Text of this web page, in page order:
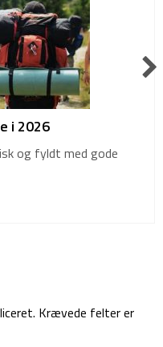
i 2026
og fyldt med gode
Krævede felter er